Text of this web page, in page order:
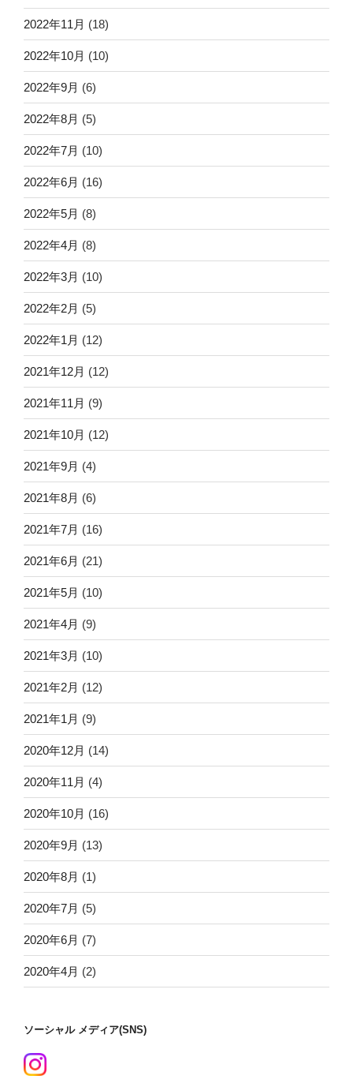
2022年11月 (18)
2022年10月 (10)
2022年9月 (6)
2022年8月 (5)
2022年7月 (10)
2022年6月 (16)
2022年5月 (8)
2022年4月 (8)
2022年3月 (10)
2022年2月 (5)
2022年1月 (12)
2021年12月 (12)
2021年11月 (9)
2021年10月 (12)
2021年9月 (4)
2021年8月 (6)
2021年7月 (16)
2021年6月 (21)
2021年5月 (10)
2021年4月 (9)
2021年3月 (10)
2021年2月 (12)
2021年1月 (9)
2020年12月 (14)
2020年11月 (4)
2020年10月 (16)
2020年9月 (13)
2020年8月 (1)
2020年7月 (5)
2020年6月 (7)
2020年4月 (2)
ソーシャル メディア(SNS)